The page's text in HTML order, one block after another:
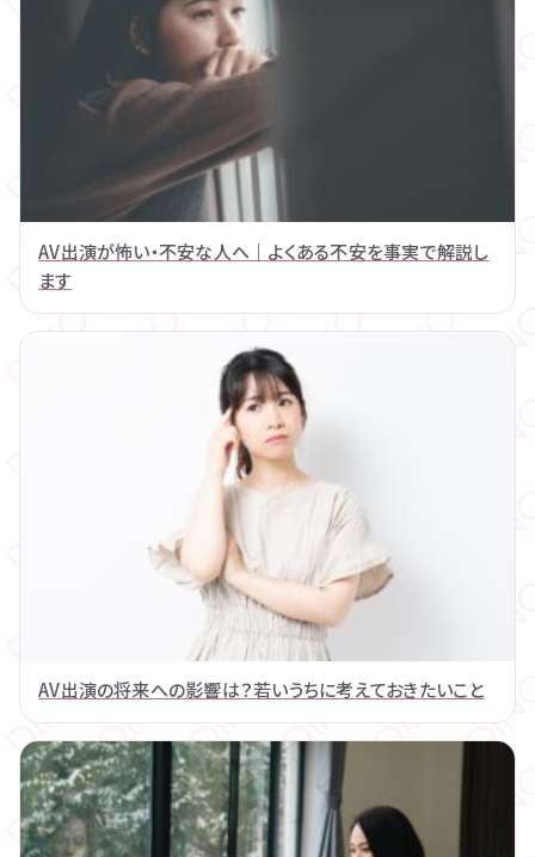
AV出演が怖い・不安な人へ｜よくある不安を事実で解説し
ます
AV出演の将来への影響は？若いうちに考えておきたいこと